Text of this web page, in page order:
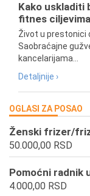
Kako uskladiti
fitnes ciljevima
Život u prestonici
Saobraćajne
kancelarijama...
Detaljnije ›
OGLASI ZA POSAO
Ženski frizer/
50.000,00 RSD
Pomoćni radnik
4.000,00 RSD